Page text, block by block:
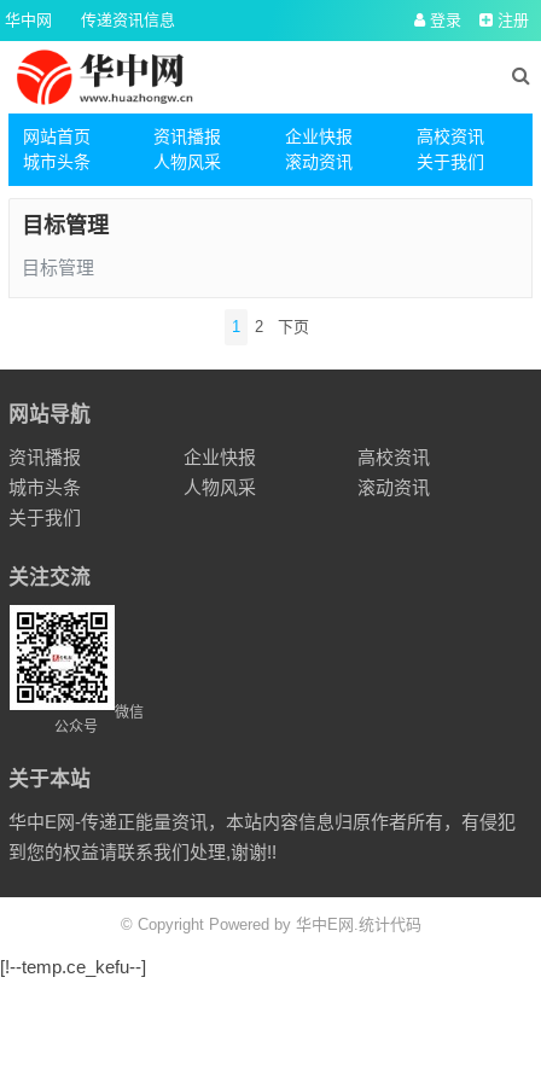
华中网 传递资讯信息 登录 注册
网站首页 资讯播报 企业快报
高校资讯
城市头条
人物风采 滚动资讯 关于我们
目标管理
目标管理
导
航
1 2 下页
网站导航
资讯播报 企业快报
高校资讯
城市头条
人物风采
滚动资讯
关于我们
关注交流
微信
公众号
关于本站
华中E网-传递正能量资讯，本站内容信息归原作者所有，有侵犯
到您的权益请联系我们处理,谢谢!!
© Copyright Powered by 华中E网.统计代码
[!--temp.ce_kefu--]